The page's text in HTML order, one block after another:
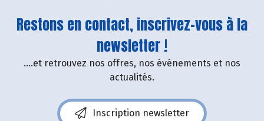
Restons en contact, inscrivez-vous à la
newsletter !
....et retrouvez nos offres, nos événements et nos
actualités.
Inscription newsletter